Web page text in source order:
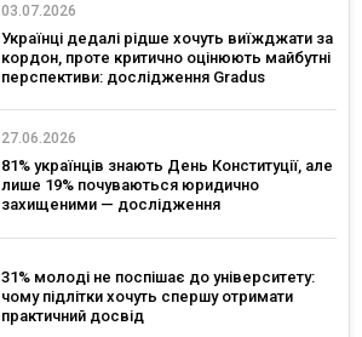
03.07.2026
Українці дедалі рідше хочуть виїжджати за
кордон, проте критично оцінюють майбутні
перспективи: дослідження Gradus
27.06.2026
81% українців знають День Конституції, але
лише 19% почуваються юридично
захищеними — дослідження
31% молоді не поспішає до університету:
чому підлітки хочуть спершу отримати
практичний досвід